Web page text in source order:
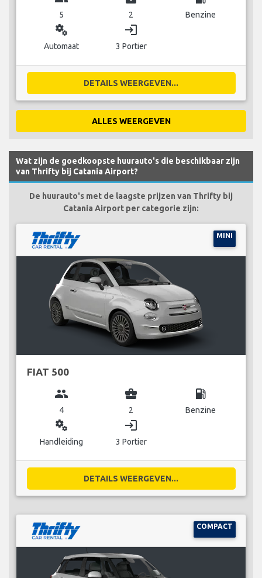
5 2 Benzine
miscellaneous_services
Automaat
login
3 Portier
DETAILS WEERGEVEN...
ALLES WEERGEVEN
Wat zijn de goedkoopste huurauto's die beschikbaar zijn
van Thrifty bij Catania Airport?
De huurauto's met de laagste prijzen van Thrifty bij
Catania Airport per categorie zijn:
MINI
FIAT 500
group
4
business_center
2
local_gas_station
Benzine
miscellaneous_services
Handleiding
login
3 Portier
DETAILS WEERGEVEN...
COMPACT